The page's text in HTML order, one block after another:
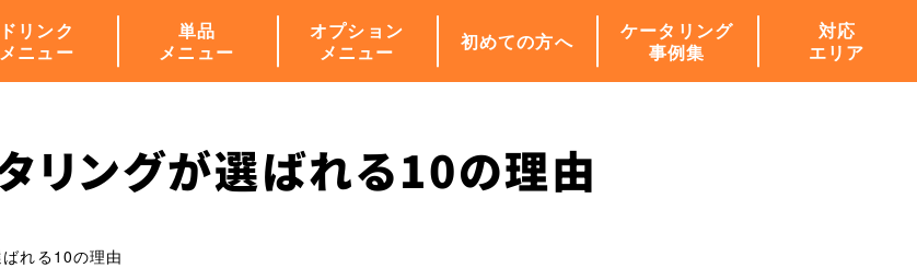
ドリンク
メニュー
単品
メニュー
オプション
メニュー
初めての方へ
ケータリング
事例集
対応
エリア
リングが選ばれる10の理由
れる10の理由